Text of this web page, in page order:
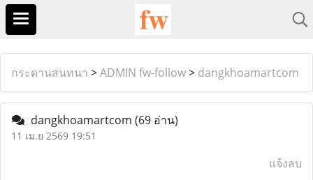
กระดานสนทนา >ADMIN fw-follow> dangkhoamartcom
dangkhoamartcom (69 อ่าน)
11 เม.ย 2569 19:51
แจ้งลบ